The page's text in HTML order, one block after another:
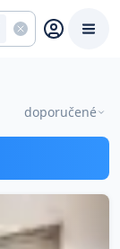
doporučené